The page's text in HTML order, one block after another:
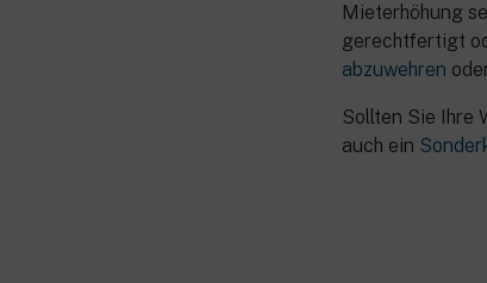
Mieterhöhung
gerechtfertigt
abzuwehren
Sollten Sie Ihre
auch ein